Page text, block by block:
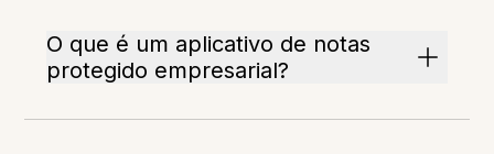
O que é um aplicativo de notas
protegido empresarial?